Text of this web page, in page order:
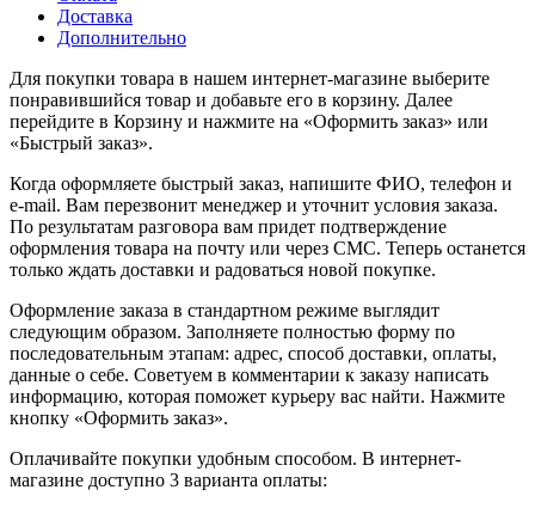
Доставка
Дополнительно
Для покупки товара в нашем интернет-магазине выберите
понравившийся товар и добавьте его в корзину. Далее
перейдите в Корзину и нажмите на «Оформить заказ» или
«Быстрый заказ».
Когда оформляете быстрый заказ, напишите ФИО, телефон и
e-mail. Вам перезвонит менеджер и уточнит условия заказа.
По результатам разговора вам придет подтверждение
оформления товара на почту или через СМС. Теперь останется
только ждать доставки и радоваться новой покупке.
Оформление заказа в стандартном режиме выглядит
следующим образом. Заполняете полностью форму по
последовательным этапам: адрес, способ доставки, оплаты,
данные о себе. Советуем в комментарии к заказу написать
информацию, которая поможет курьеру вас найти. Нажмите
кнопку «Оформить заказ».
Оплачивайте покупки удобным способом. В интернет-
магазине доступно 3 варианта оплаты: